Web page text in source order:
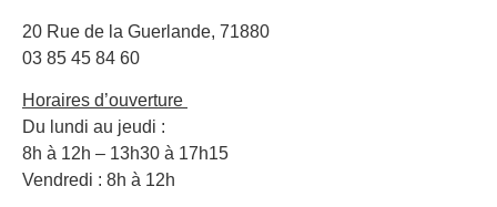
20 Rue de la Guerlande, 71880
03 85 45 84 60
Horaires d’ouverture
Du lundi au jeudi :
8h à 12h – 13h30 à 17h15
Vendredi : 8h à 12h